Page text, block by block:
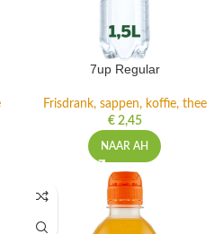
7up Regular
Frisdrank, sappen, koffie, thee
€2,45
NAAR AH